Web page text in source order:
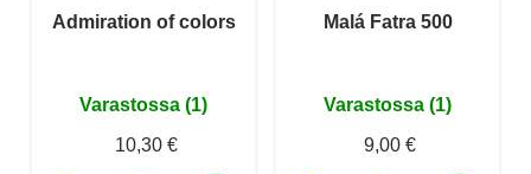
Admiration of colors
Varastossa (1)
10,30 €
Malá Fatra 500
Varastossa (1)
9,00 €